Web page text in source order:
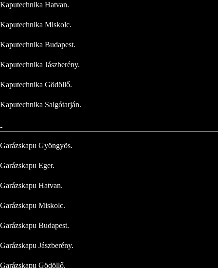
Kaputechnika Hatvan.
Kaputechnika Miskolc.
Kaputechnika Budapest.
Kaputechnika Jászberény.
Kaputechnika Gödöllő.
Kaputechnika Salgótarján.
-
Garázskapu Gyöngyös.
Garázskapu Eger.
Garázskapu Hatvan.
Garázskapu Miskolc.
Garázskapu Budapest.
Garázskapu Jászberény.
Garázskapu Gödöllő.